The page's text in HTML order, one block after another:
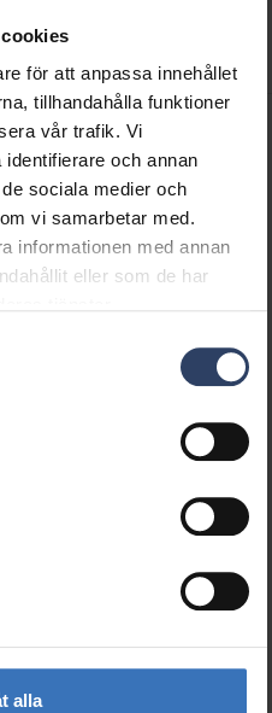
för att anpassa innehållet
tillhandahålla funktioner
vår trafik. Vi
och annan
sociala medier och
vi samarbetar med.
informationen med annan
eller som de har
alla
Nedladdningar
6435200258670
2442654